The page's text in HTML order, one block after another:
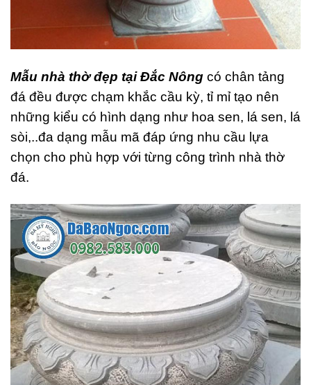
Mẫu nhà thờ đẹp tại Đắc Nông có chân tảng
đá đều được chạm khắc cầu kỳ, tỉ mỉ tạo nên
những kiểu có hình dạng như hoa sen, lá sen, lá
sòi,..đa dạng mẫu mã đáp ứng nhu cầu lựa
chọn cho phù hợp với từng công trình nhà thờ
đá.